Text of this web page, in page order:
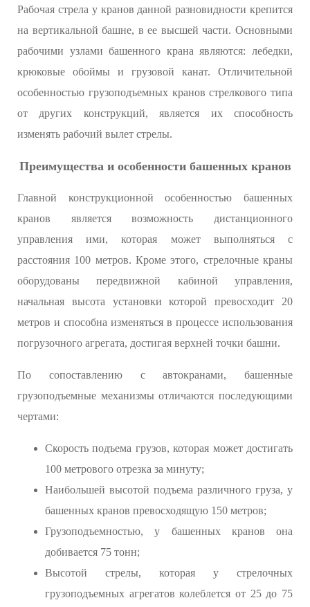
Рабочая стрела у кранов данной разновидности крепится
на вертикальной башне, в ее высшей части. Основными
рабочими узлами башенного крана являются: лебедки,
крюковые обоймы и грузовой канат. Отличительной
особенностью грузоподъемных кранов стрелкового типа
от других конструкций, является их способность
изменять рабочий вылет стрелы.
Преимущества и особенности башенных кранов
Главной конструкционной особенностью башенных
кранов является возможность дистанционного
управления ими, которая может выполняться с
расстояния 100 метров. Кроме этого, стрелочные краны
оборудованы передвижной кабиной управления,
начальная высота установки которой превосходит 20
метров и способна изменяться в процессе использования
погрузочного агрегата, достигая верхней точки башни.
По сопоставлению с автокранами, башенные
грузоподъемные механизмы отличаются последующими
чертами:
Скорость подъема грузов, которая может достигать
100 метрового отрезка за минуту;
Наибольшей высотой подъема различного груза, у
башенных кранов превосходящую 150 метров;
Грузоподъемностью, у башенных кранов она
добивается 75 тонн;
Высотой стрелы, которая у стрелочных
грузоподъемных агрегатов колеблется от 25 до 75